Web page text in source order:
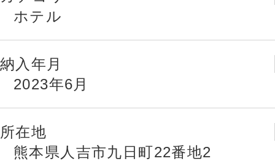
ホテル
納入年月
2023年6月
所在地
熊本県人吉市九日町22番地2